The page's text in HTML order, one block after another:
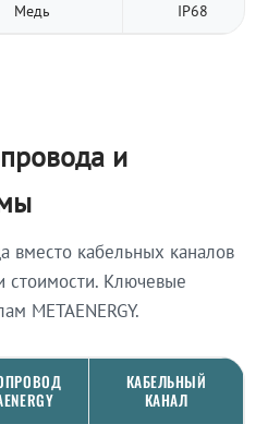
Медь IP68
и
кабельных каналов
стоимости. Ключевые
METAENERGY.
КАБЕЛЬНЫЙ
КАНАЛ